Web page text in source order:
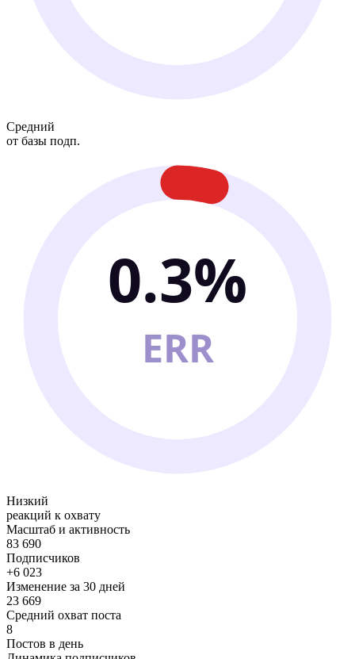
Средний
от базы подп.
0.3%
ERR
Низкий
реакций к охвату
Масштаб и активность
83 690
Подписчиков
+6 023
Изменение за 30 дней
23 669
Средний охват поста
8
Постов в день